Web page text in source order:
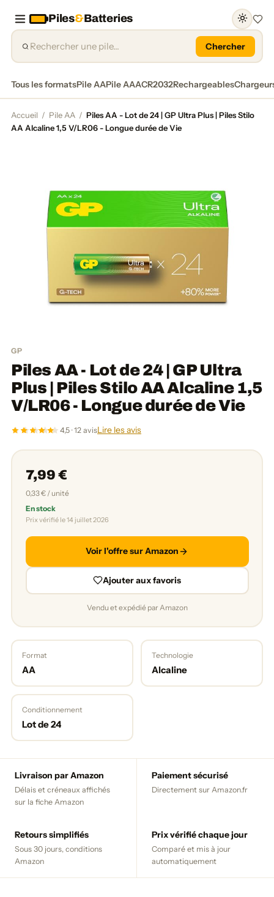
Piles&Batteries
Chercher
Tous les formatsPile AAPile AAACR2032Rechargeables
Accueil / Pile AA / Piles AA - Lot de 24 | GP Ultra Plus | Piles Stilo
AA Alcaline 1,5 V/LR06 - Longue durée de Vie
GP
Piles AA - Lot de 24 | GP Ultra
Plus | Piles Stilo AA Alcaline 1,5
V/LR06 - Longue durée de Vie
4,5 · 12 avisLire les avis
7,99 €
0,33 € / unité
En stock
Prix vérifié le 14 juillet 2026
Voir l'offre sur Amazon
Ajouter aux favoris
Vendu et expédié par Amazon
Format
AA
Technologie
Alcaline
Conditionnement
Lot de 24
Livraison par Amazon
Délais et créneaux affichés
sur la fiche Amazon
Paiement sécurisé
Directement sur Amazon.fr
Retours simplifiés
Sous 30 jours, conditions
Amazon
Prix vérifié chaque jour
Comparé et mis à jour
automatiquement